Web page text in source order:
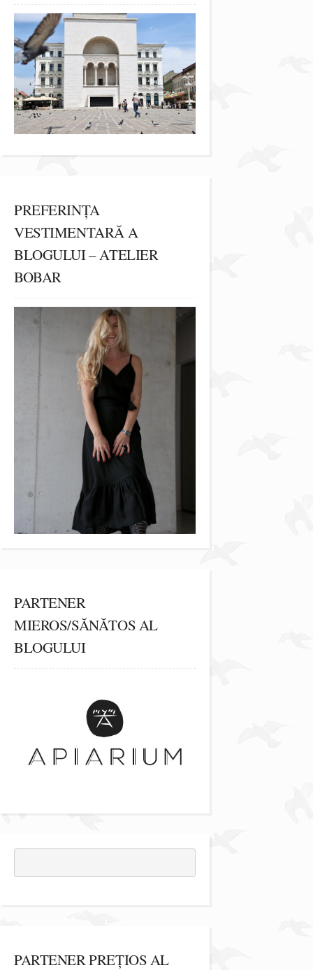
PREFERINȚA
VESTIMENTARĂ A
BLOGULUI – ATELIER
BOBAR
PARTENER
MIEROS/SĂNĂTOS AL
BLOGULUI
PARTENER PREȚIOS AL